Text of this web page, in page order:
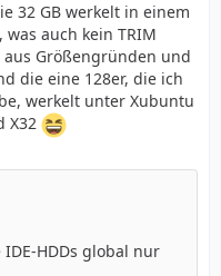
32 GB werkelt in einem
was auch kein TRIM
Größengründen und
die eine 128er, die ich
werkelt unter Xubuntu
X32
HDDs global nur